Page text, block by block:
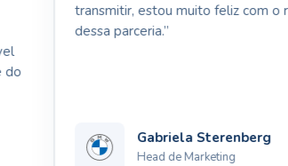
transmitir, estou muito feliz com o
dessa parceria.”
Gabriela Sterenberg
Head de Marketing